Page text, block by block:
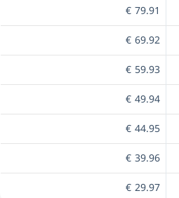
79.91 €
69.92 €
59.93 €
49.94 €
44.95 €
39.96 €
29.97 €